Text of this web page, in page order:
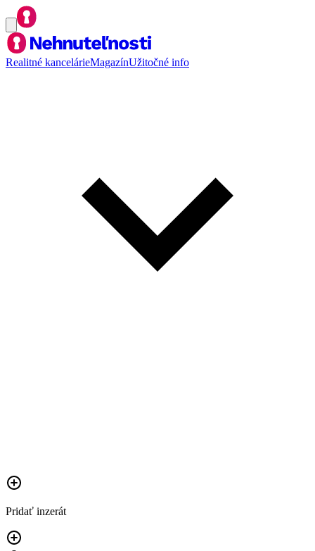
Realitné kancelárieMagazínUžitočné info
Pridať inzerát